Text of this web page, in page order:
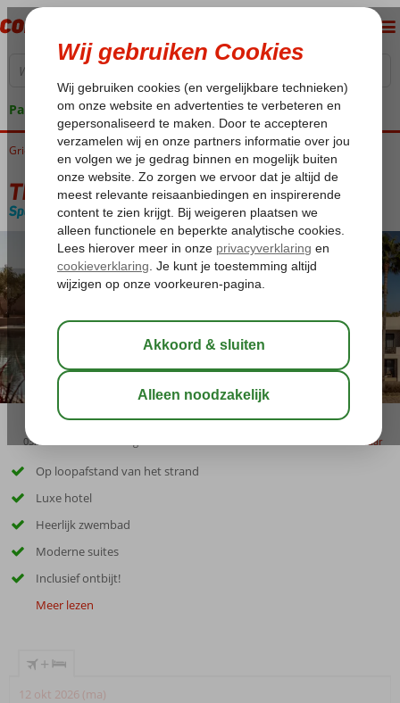
Pakketgarantie
Home
Griekenland Kos Kos-Stad Lambi The Ritual Hotel
The Ritual Hotel
Special category Logies en ontbijt-Hotel
03:45 bewaar
Op loopafstand van het strand
Luxe hotel
Heerlijk zwembad
Moderne suites
Inclusief ontbijt!
Meer lezen
+
12 okt 2026 (ma)